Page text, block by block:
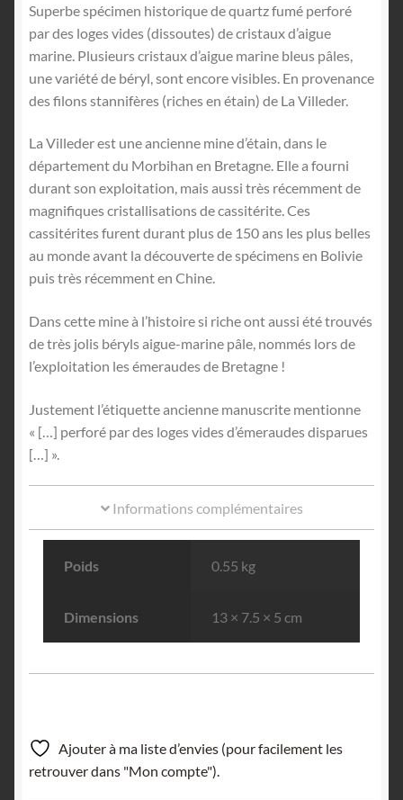
Superbe spécimen historique de quartz fumé perforé
par des loges vides (dissoutes) de cristaux d’aigue
marine. Plusieurs cristaux d’aigue marine bleus pâles,
une variété de béryl, sont encore visibles. En provenance
des filons stannifères (riches en étain) de La Villeder.
La Villeder est une ancienne mine d’étain, dans le
département du Morbihan en Bretagne. Elle a fourni
durant son exploitation, mais aussi très récemment de
magnifiques cristallisations de cassitérite. Ces
cassitérites furent durant plus de 150 ans les plus belles
au monde avant la découverte de spécimens en Bolivie
puis très récemment en Chine.
Dans cette mine à l’histoire si riche ont aussi été trouvés
de très jolis béryls aigue-marine pâle, nommés lors de
l’exploitation les émeraudes de Bretagne !
Justement l’étiquette ancienne manuscrite mentionne
« […] perforé par des loges vides d’émeraudes disparues
[…] ».
Informations complémentaires
Poids 0.55 kg
Dimensions 13 × 7.5 × 5 cm
Ajouter à ma liste d’envies (pour facilement les
retrouver dans "Mon compte").